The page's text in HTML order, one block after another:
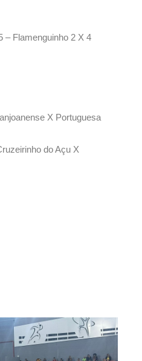
– Flamenguinho 2 X 4
X Portuguesa
do Açu X